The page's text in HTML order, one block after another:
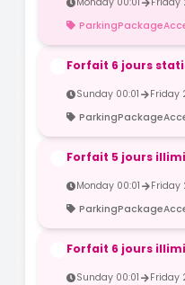
Forfait 6 jours
Sunday 00:01
Friday
Forfait 5 jours
Monday 00:01
Friday
Forfait 6 jours
Sunday 00:01
Friday